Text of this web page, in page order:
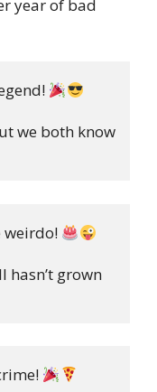
year of bad
we both know
weirdo!
hasn’t grown